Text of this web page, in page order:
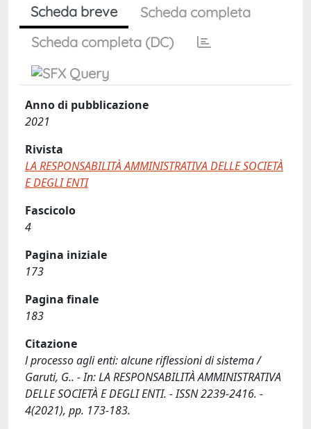
Scheda breve
Scheda completa
Scheda completa (DC)
Anno di pubblicazione
2021
Rivista
LA RESPONSABILITÀ AMMINISTRATIVA DELLE SOCIETÀ
E DEGLI ENTI
Fascicolo
4
Pagina iniziale
173
Pagina finale
183
Citazione
l processo agli enti: alcune riflessioni di sistema /
Garuti, G.. - In: LA RESPONSABILITÀ AMMINISTRATIVA
DELLE SOCIETÀ E DEGLI ENTI. - ISSN 2239-2416. -
4(2021), pp. 173-183.